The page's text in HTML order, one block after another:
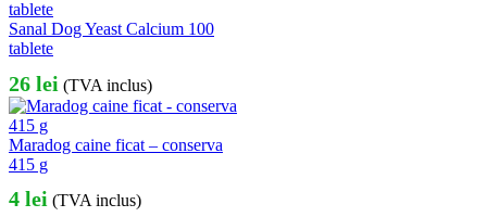
Sanal Dog Yeast Calcium 100
tablete
26 lei (TVA inclus)
Maradog caine ficat – conserva
415 g
4 lei (TVA inclus)